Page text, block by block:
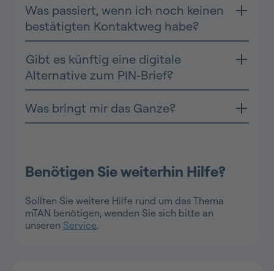
Was passiert, wenn ich noch keinen
bestätigten Kontaktweg habe?
Gibt es künftig eine digitale
Alternative zum PIN‑Brief?
Was bringt mir das Ganze?
Benötigen Sie weiterhin Hilfe?
Sollten Sie weitere Hilfe rund um das Thema
mTAN benötigen, wenden Sie sich bitte an
unseren Service.